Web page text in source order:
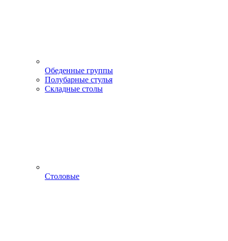
Обеденные группы
Полубарные стулья
Складные столы
Столовые